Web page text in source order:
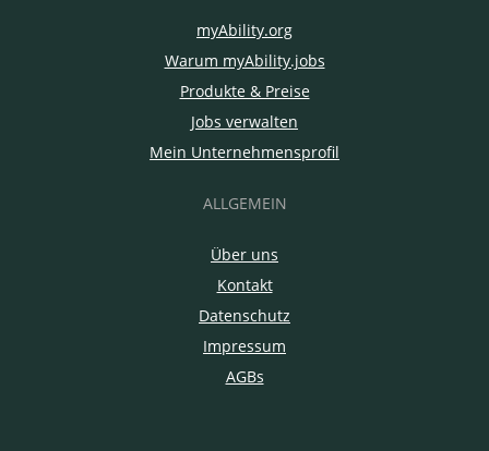
myAbility.org
Warum myAbility.jobs
Produkte & Preise
Jobs verwalten
Mein Unternehmensprofil
ALLGEMEIN
Über uns
Kontakt
Datenschutz
Impressum
AGBs